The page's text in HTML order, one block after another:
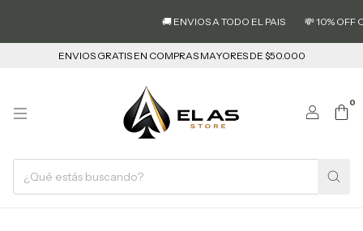
🚚 ENVIOS A TODO EL PAIS 💸 10% OFF CON
ENVIOS GRATIS EN COMPRAS MAYORES DE $50.000
0